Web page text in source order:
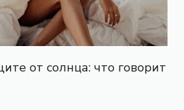
от солнца: что говорит